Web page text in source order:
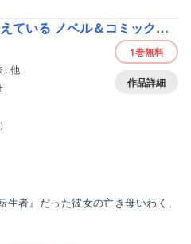
その悪役令嬢は攻略本を携えている ノベル＆コミック試読版
...他
）
1巻無料
作品詳細
者』だった彼女の亡き母いわく、